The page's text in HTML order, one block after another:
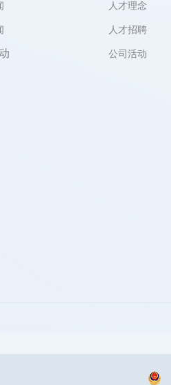
人才理念
人才招聘
公司活动